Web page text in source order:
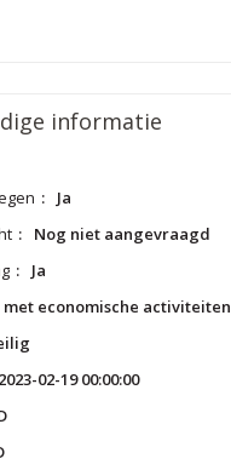
informatie
:
Ja
:
Nog niet aangevraagd
:
Ja
met economische activiteiten
2023-02-19 00:00:00